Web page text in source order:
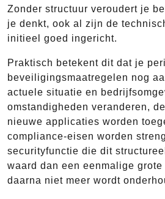
Zonder structuur veroudert je
je denkt, ook al zijn de
initieel goed ingericht.
Praktisch betekent dit dat je
beveiligingsmaatregelen nog
actuele situatie en
omstandigheden veranderen,
nieuwe applicaties worden
compliance-eisen worden
securityfunctie die dit
waard dan een eenmalige
daarna niet meer wordt